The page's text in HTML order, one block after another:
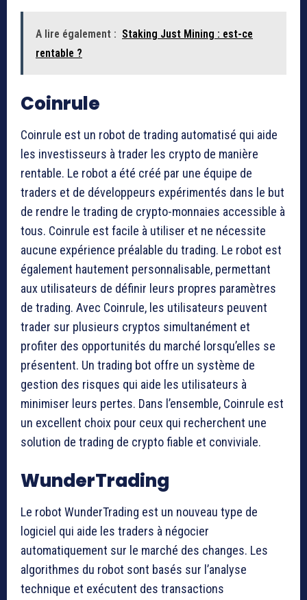
A lire également : Staking Just Mining : est-ce
rentable ?
Coinrule
Coinrule est un robot de trading automatisé qui aide
les investisseurs à trader les crypto de manière
rentable. Le robot a été créé par une équipe de
traders et de développeurs expérimentés dans le but
de rendre le trading de crypto-monnaies accessible à
tous. Coinrule est facile à utiliser et ne nécessite
aucune expérience préalable du trading. Le robot est
également hautement personnalisable, permettant
aux utilisateurs de définir leurs propres paramètres
de trading. Avec Coinrule, les utilisateurs peuvent
trader sur plusieurs cryptos simultanément et
profiter des opportunités du marché lorsqu’elles se
présentent. Un trading bot offre un système de
gestion des risques qui aide les utilisateurs à
minimiser leurs pertes. Dans l’ensemble, Coinrule est
un excellent choix pour ceux qui recherchent une
solution de trading de crypto fiable et conviviale.
WunderTrading
Le robot WunderTrading est un nouveau type de
logiciel qui aide les traders à négocier
automatiquement sur le marché des changes. Les
algorithmes du robot sont basés sur l’analyse
technique et exécutent des transactions